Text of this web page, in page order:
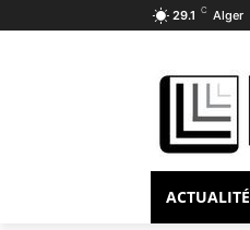
29.1 C Alger
ACTUALITÉ